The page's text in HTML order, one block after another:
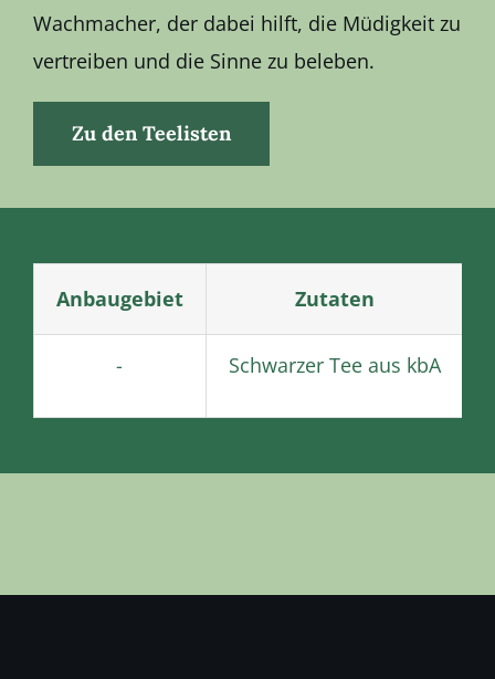
Wachmacher, der dabei hilft, die Müdigkeit zu
vertreiben und die Sinne zu beleben.
Zu den Teelisten
Anbaugebiet Zutaten
- Schwarzer Tee aus kbA